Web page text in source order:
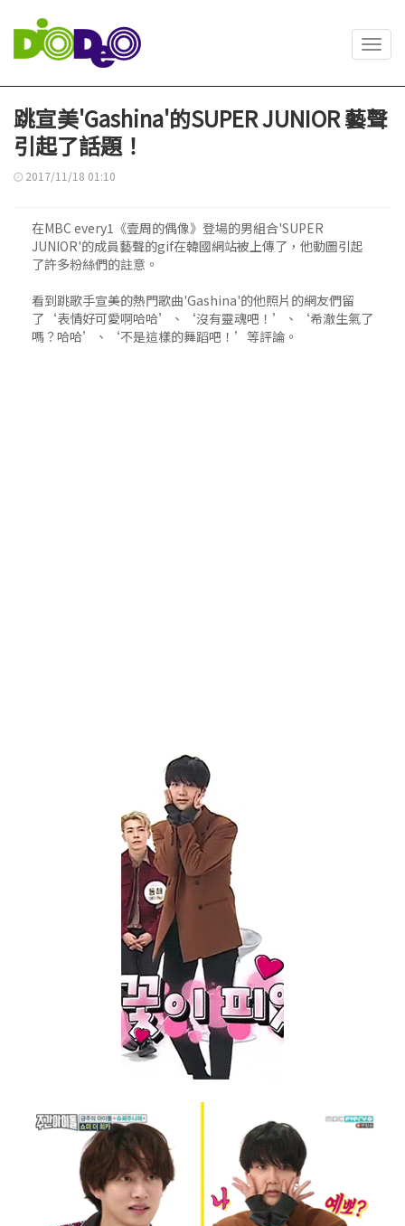
跳宣美'Gashina'的SUPER JUNIOR 藝聲
引起了話題！
2017/11/18 01:10
在MBC every1《壹周的偶像》登場的男組合'SUPER
JUNIOR'的成員藝聲的gif在韓國網站被上傳了，他動圖引起
了許多粉絲們的註意。
看到跳歌手宣美的熱門歌曲'Gashina'的他照片的網友們留
了‘表情好可愛啊哈哈’、‘沒有靈魂吧！’、‘希澈生氣了
嗎？哈哈’、‘不是這樣的舞蹈吧！’等評論。